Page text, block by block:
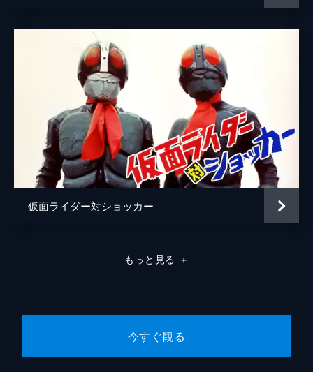
仮面ライダー対ショッカー
もっと見る ＋
今すぐ観る